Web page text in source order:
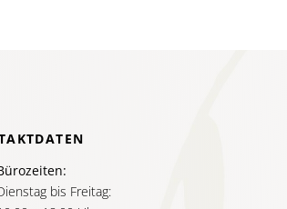
bis Freitag: